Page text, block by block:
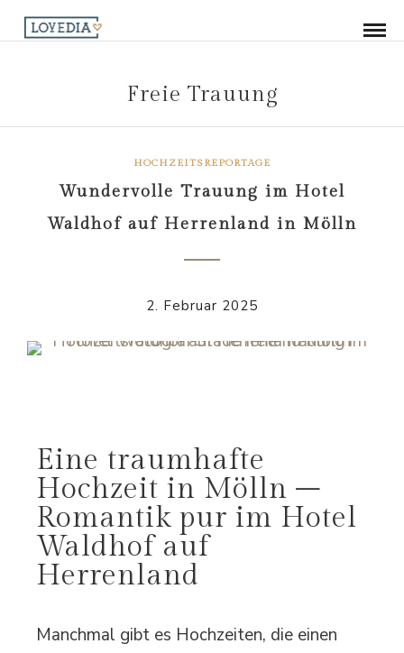
Freie Trauung
HOCHZEITSREPORTAGE
Wundervolle Trauung im Hotel
Waldhof auf Herrenland in Mölln
2. Februar 2025
Eine traumhafte
Hochzeit in Mölln –
Romantik pur im Hotel
Waldhof auf
Herrenland
Manchmal gibt es Hochzeiten, die einen